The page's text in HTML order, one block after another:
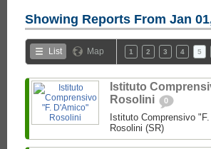
Showing Reports From Jan
List Map 1 2 3 4 5
Istituto
Rosolini
0
Istituto Comprensivo
Rosolini (SR)